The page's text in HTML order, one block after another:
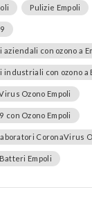
Pulizie Empoli
con ozono a
con ozono a
Ozono Empoli
con Ozono Empoli
CoronaVirus
Empoli